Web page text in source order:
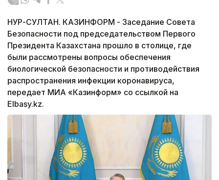
НУР-СУЛТАН. КАЗИНФОРМ - Заседание Совета
Безопасности под председательством Первого
Президента Казахстана прошло в столице, где
были рассмотрены вопросы обеспечения
биологической безопасности и противодействия
распространения инфекции коронавируса,
передает МИА «Казинформ» со ссылкой на
Еlbasy.kz.